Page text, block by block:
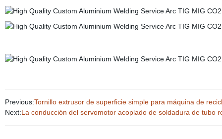
Previous:Tornillo extrusor de superficie simple para máquina de
Next:La conducción del servomotor acoplado de soldadura de tubo